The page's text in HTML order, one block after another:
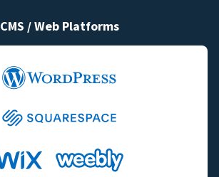
CMS / Web Platforms